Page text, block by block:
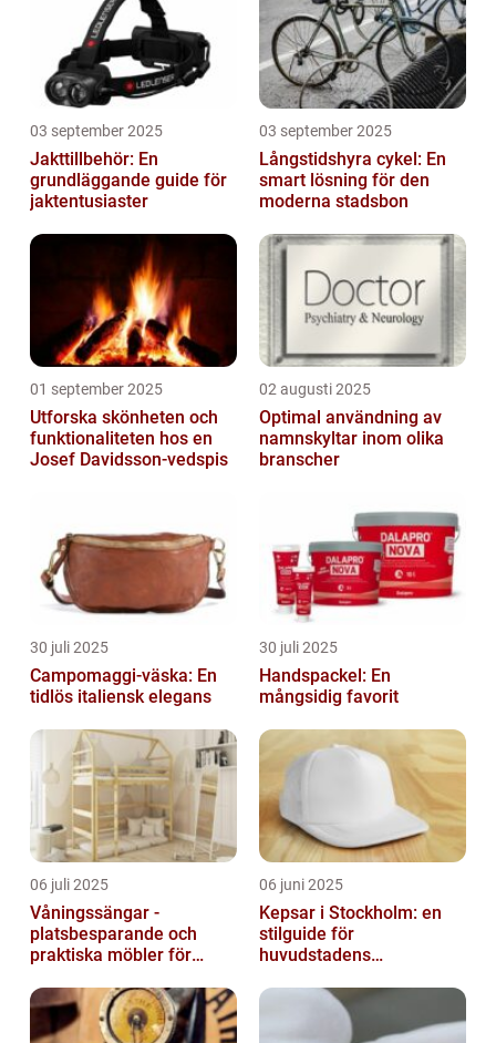
03 september 2025
Jakttillbehör: En
grundläggande guide för
jaktentusiaster
03 september 2025
Långstidshyra cykel: En
smart lösning för den
moderna stadsbon
01 september 2025
Utforska skönheten och
funktionaliteten hos en
Josef Davidsson-vedspis
02 augusti 2025
Optimal användning av
namnskyltar inom olika
branscher
30 juli 2025
Campomaggi-väska: En
tidlös italiensk elegans
30 juli 2025
Handspackel: En
mångsidig favorit
06 juli 2025
Våningssängar -
platsbesparande och
praktiska möbler för
06 juni 2025
Kepsar i Stockholm: en
stilguide för
huvudstadens